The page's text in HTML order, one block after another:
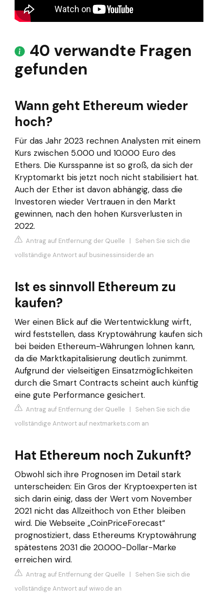
40 verwandte Fragen
gefunden
Wann geht Ethereum wieder
hoch?
Für das Jahr 2023 rechnen Analysten mit einem
Kurs zwischen 5.000 und 10.000 Euro des
Ethers. Die Kursspanne ist so groß, da sich der
Kryptomarkt bis jetzt noch nicht stabilisiert hat.
Auch der Ether ist davon abhängig, dass die
Investoren wieder Vertrauen in den Markt
gewinnen, nach den hohen Kursverlusten in
2022.
Antrag auf Entfernung der Quelle | Sehen Sie sich die
vollständige Antwort auf businessinsider.de an
Ist es sinnvoll Ethereum zu
kaufen?
Wer einen Blick auf die Wertentwicklung wirft,
wird feststellen, dass Kryptowährung kaufen sich
bei beiden Ethereum-Währungen lohnen kann,
da die Marktkapitalisierung deutlich zunimmt.
Aufgrund der vielseitigen Einsatzmöglichkeiten
durch die Smart Contracts scheint auch künftig
eine gute Performance gesichert.
Antrag auf Entfernung der Quelle | Sehen Sie sich die
vollständige Antwort auf nextmarkets.com an
Hat Ethereum noch Zukunft?
Obwohl sich ihre Prognosen im Detail stark
unterscheiden: Ein Gros der Kryptoexperten ist
sich darin einig, dass der Wert vom November
2021 nicht das Allzeithoch von Ether bleiben
wird. Die Webseite „CoinPriceForecast“
prognostiziert, dass Ethereums Kryptowährung
spätestens 2031 die 20.000-Dollar-Marke
erreichen wird.
Antrag auf Entfernung der Quelle | Sehen Sie sich die
vollständige Antwort auf wiwo.de an